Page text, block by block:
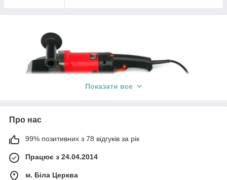
Показати все
Про нас
99% позитивних з 78 відгуків за рік
Працює з 24.04.2014
м. Біла Церква